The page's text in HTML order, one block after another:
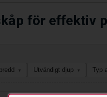
för effektiv
▾ Utvändigt djup ▾ Typ